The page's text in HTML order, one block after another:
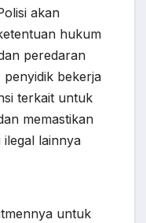
akan
hukum
peredaran
penyidik bekerja
terkait untuk
memastikan
ilegal lainnya
untuk